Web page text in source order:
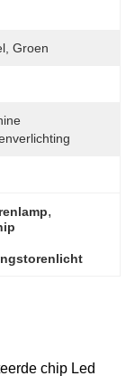
Groen
,
chip Led